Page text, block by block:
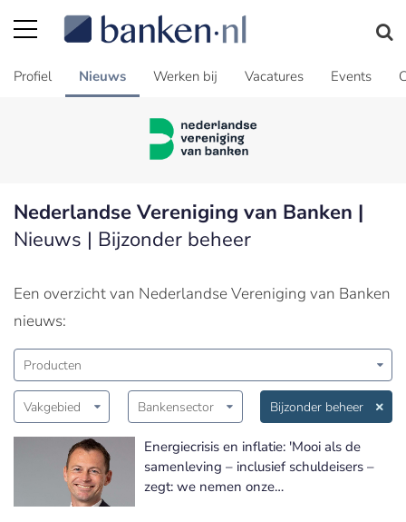
Profiel Nieuws Werken bij Vacatures Events
Nederlandse Vereniging van Banken |
Nieuws | Bijzonder beheer
Een overzicht van Nederlandse Vereniging van Banken
nieuws:
Producten
Vakgebied Bankensector Bijzonder beheer
Energiecrisis en inflatie: 'Mooi als de
samenleving – inclusief schuldeisers –
zegt: we nemen onze